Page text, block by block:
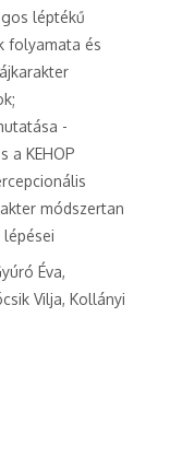
léptékű
folyamata és
-
a KEHOP
módszertan
Éva,
Vilja, Kollányi